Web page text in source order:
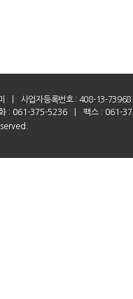
사업자등록번호 : 408-13-73968
: 061-375-5236
팩스 : 061-